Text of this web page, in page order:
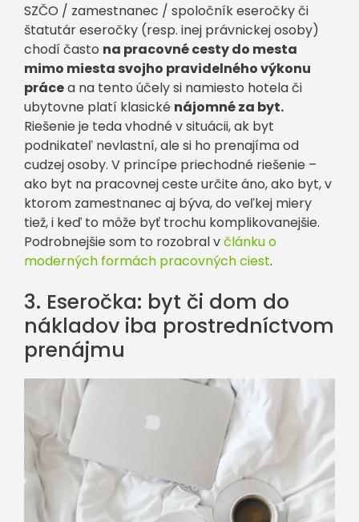
SZČO / zamestnanec / spoločník eseročky či
štatutár eseročky (resp. inej právnickej osoby)
chodí často na pracovné cesty do mesta
mimo miesta svojho pravidelného výkonu
prácea na tento účely si namiesto hotela či
ubytovne platí klasické nájomné za byt.
Riešenie je teda vhodné v situácii, ak byt
podnikateľ nevlastní, ale si ho prenajíma od
cudzej osoby. V princípe priechodné riešenie –
ako byt na pracovnej ceste určite áno, ako byt, v
ktorom zamestnanec aj býva, do veľkej miery
tiež, i keď to môže byť trochu komplikovanejšie.
Podrobnejšie som to rozobral včlánku o
moderných formách pracovných ciest.
3. Eseročka: byt či dom do
nákladov iba prostredníctvom
prenájmu